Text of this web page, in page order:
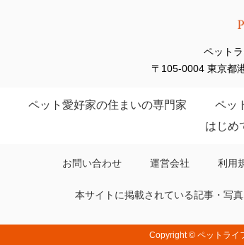
ペット
〒105-0004 東京都
ペット愛好家の住まいの専門家 ペッ
はじめ
お問い合わせ 運営会社 利用
本サイトに掲載されている記事・写
Copyright © ペットライ